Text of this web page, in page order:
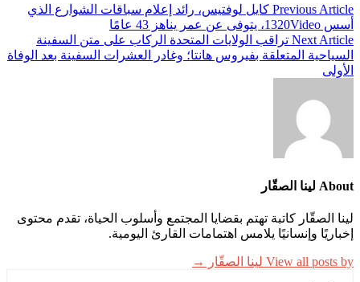
تصفّح
المقالات
Previous Article كايل لوفتيس، رائد إعلام سباقات الشوارع الذي
أسس 1320Video، يتوفى عن عمر يناهز 43 عامًا
Next Article تراقب الولايات المتحدة الركاب على متن السفينة
السياحية المتعلقة بفيروس هانتا؛ وغادر العشرات السفينة بعد الوفاة
الأولى
About لينا الصقّار
لينا الصقّار كاتبة تهتم بقضايا المجتمع وأسلوب الحياة، تقدم محتوى
إخباريًا وإنسانيًا يلامس اهتمامات القارئ اليومية.
View all posts by لينا الصقّار →